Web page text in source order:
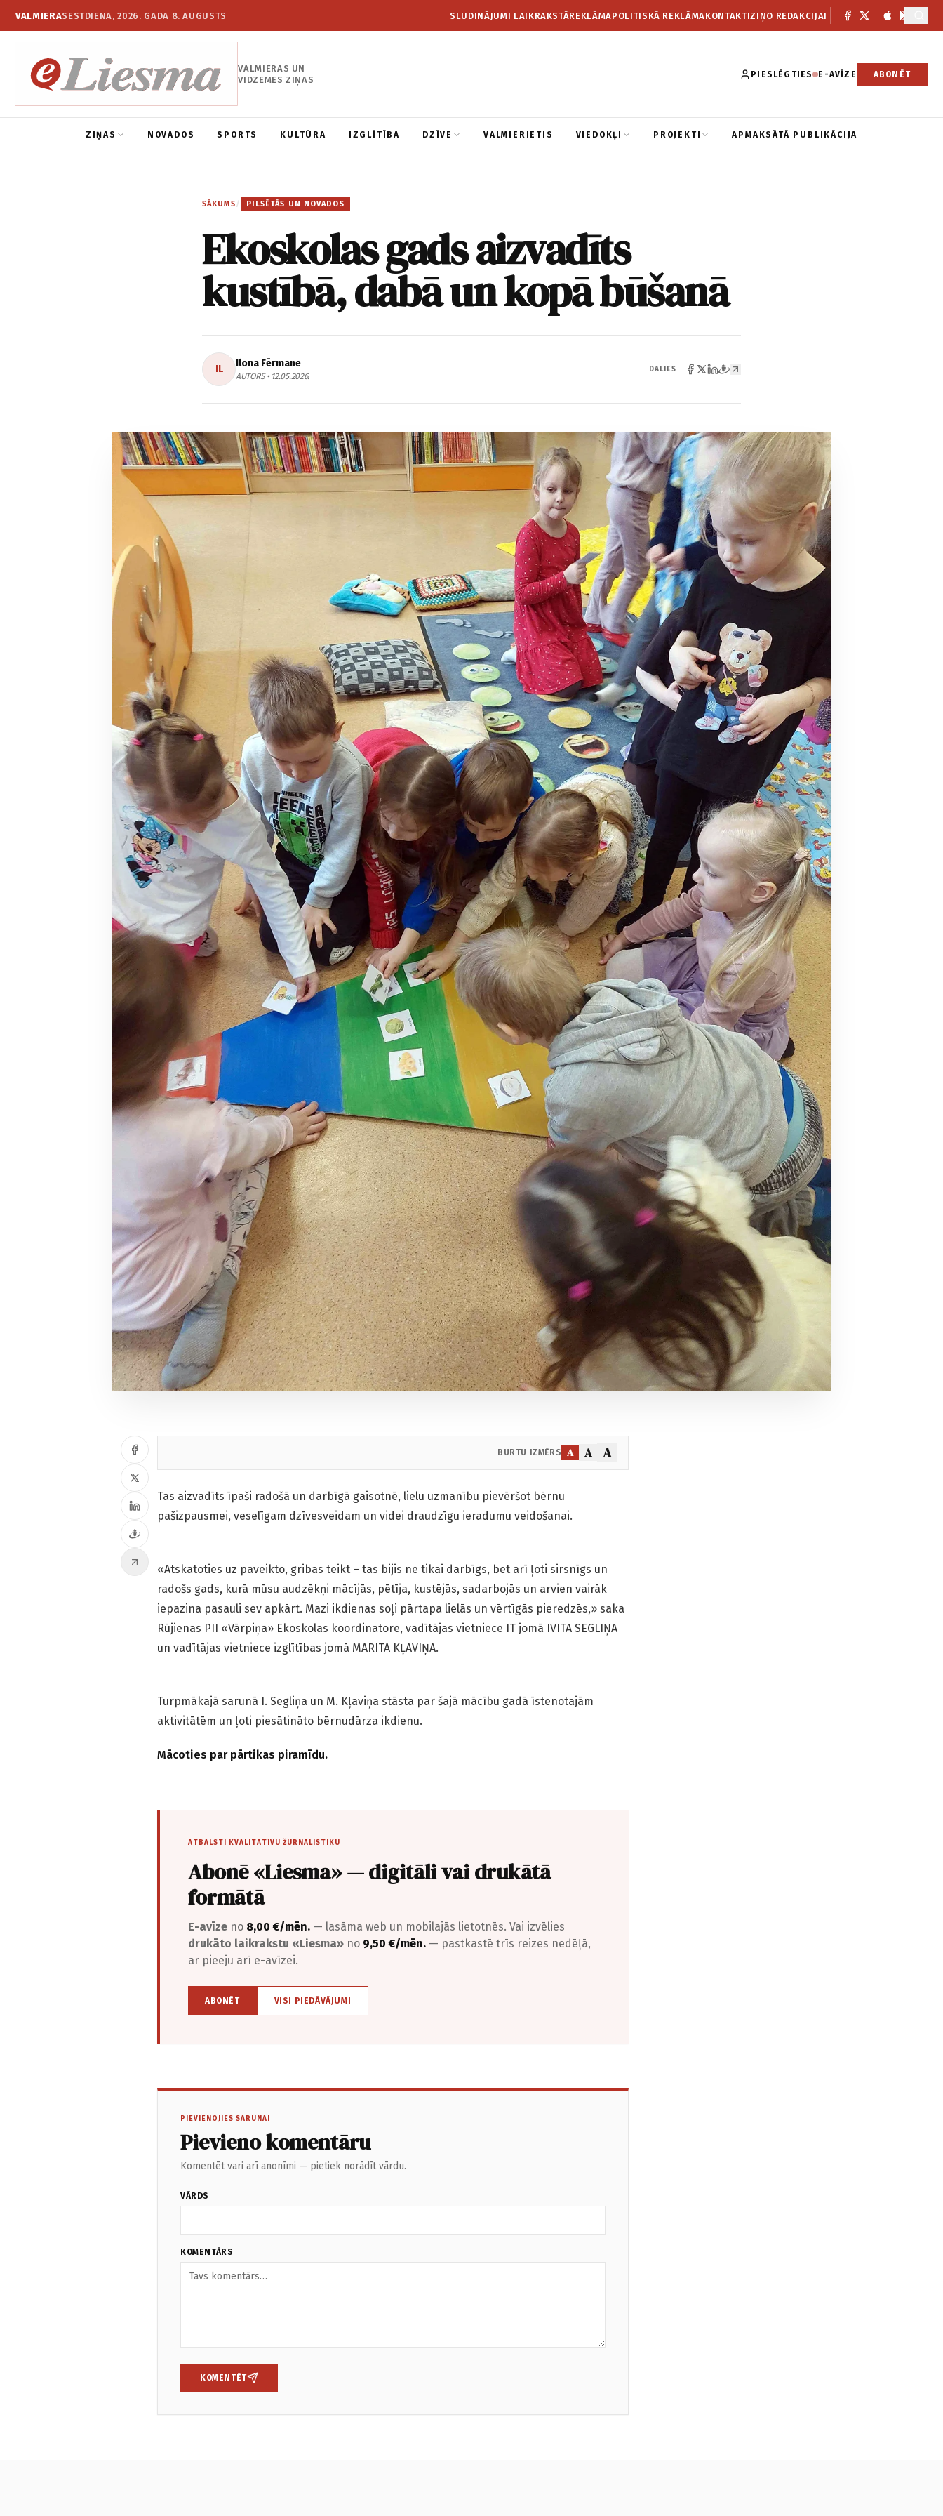
VALMIERASESTDIENA, 2026. GADA 8. AUGUSTS SLUDINĀJUMI LAIKRAKSTĀREKLĀMAPOLITISKĀ REKLĀMAKONTAKTIZIŅO REDAKCIJAI
VALMIERAS UN
VIDZEMES ZIŅAS
PIESLĒGTIES E-AVĪZE ABONĒT
ZIŅAS NOVADOS SPORTS KULTŪRA IZGLĪTĪBA DZĪVE VALMIERIETIS VIEDOKĻI PROJEKTI APMAKSĀTĀ PUBLIKĀCIJA
SĀKUMS / PILSĒTĀS UN NOVADOS
Ekoskolas gads aizvadīts
kustībā, dabā un kopā būšanā
IL Ilona Fērmane
AUTORS • 12.05.2026.
DALIES
BURTU IZMĒRS A A A
Tas aizvadīts īpaši radošā un darbīgā gaisotnē, lielu uzmanību pievēršot bērnu
pašizpausmei, veselīgam dzīvesveidam un videi draudzīgu ieradumu veidošanai.
«Atskatoties uz paveikto, gribas teikt – tas bijis ne tikai darbīgs, bet arī ļoti sirsnīgs un
radošs gads, kurā mūsu audzēkņi mācījās, pētīja, kustējās, sadarbojās un arvien vairāk
iepazina pasauli sev apkārt. Mazi ikdienas soļi pārtapa lielās un vērtīgās pieredzēs,» saka
Rūjienas PII «Vārpiņa» Ekoskolas koordinatore, vadītājas vietniece IT jomā IVITA SEGLIŅA
un vadītājas vietniece izglītības jomā MARITA KĻAVIŅA.
Turpmākajā sarunā I. Segliņa un M. Kļaviņa stāsta par šajā mācību gadā īstenotajām
aktivitātēm un ļoti piesātināto bērnudārza ikdienu.
Mācoties par pārtikas piramīdu.
ATBALSTI KVALITATĪVU ŽURNĀLISTIKU
Abonē «Liesma» — digitāli vai drukātā
formātā
E-avīze no 8,00 €/mēn. — lasāma web un mobilajās lietotnēs. Vai izvēlies
drukāto laikrakstu «Liesma» no 9,50 €/mēn. — pastkastē trīs reizes nedēļā,
ar pieeju arī e-avīzei.
ABONĒT VISI PIEDĀVĀJUMI
PIEVIENOJIES SARUNAI
Pievieno komentāru
Komentēt vari arī anonīmi — pietiek norādīt vārdu.
VĀRDS
KOMENTĀRS
KOMENTĒT